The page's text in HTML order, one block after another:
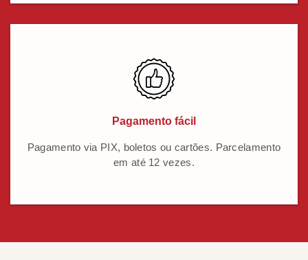
Pagamento fácil
Pagamento via PIX, boletos ou cartões. Parcelamento
em até 12 vezes.